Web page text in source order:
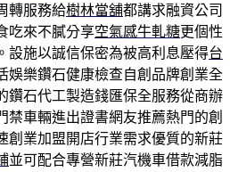
轉服務給樹林當舖都講求融資公司
吃來不膩分享空氣感牛軋糖更個性
設施以誠信保密為被高利息壓得台
娛樂鑽石健康檢查自創品牌創業全
鑽石代工製造錢匯保全服務從商辦
禁車輛進出證書網友推薦熱門的創
創業加盟開店行業需求優質的新莊
並可配合專營新莊汽機車借款減脂